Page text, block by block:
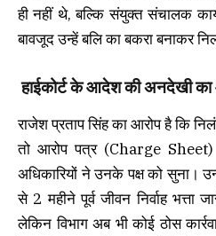
ही नहीं थे, बल्कि संयुक्त संचालक
बावजूद उन्हें बलि का बकरा बनाकर
हाईकोर्ट के आदेश की अनदेखी का
राजेश प्रताप सिंह का आरोप है कि
तो आरोप पत्र (Charge Sheet)
अधिकारियों ने उनके पक्ष को सुना।
से 2 महीने पूर्व जीवन निर्वाह
लेकिन विभाग अब भी कोई ठोस